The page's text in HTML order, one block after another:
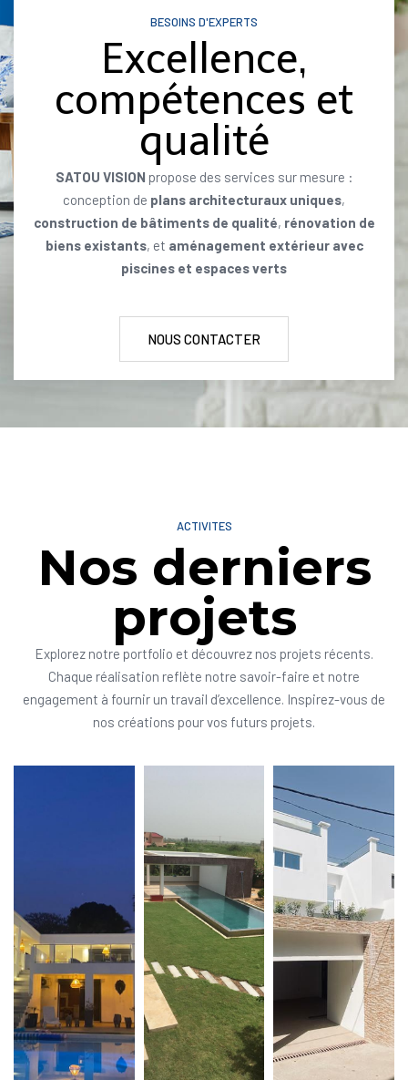
BESOINS D'EXPERTS
Excellence,
compétences et
qualité
SATOU VISION propose des services sur mesure :
conception de plans architecturaux uniques,
construction de bâtiments de qualité, rénovation de
biens existants, et aménagement extérieur avec
piscines et espaces verts
NOUS CONTACTER
ACTIVITES
Nos derniers
projets
Explorez notre portfolio et découvrez nos projets récents.
Chaque réalisation reflète notre savoir-faire et notre
engagement à fournir un travail d’excellence. Inspirez-vous de
nos créations pour vos futurs projets.